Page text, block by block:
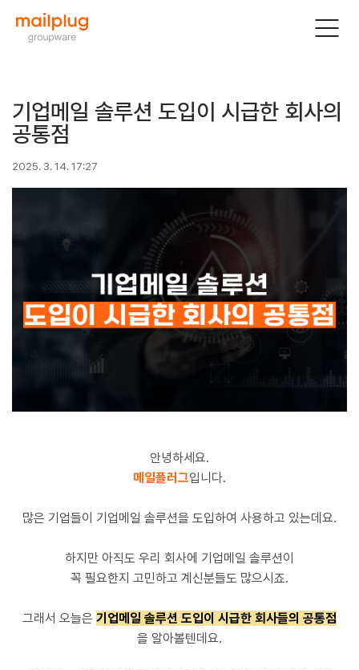
기업메일 솔루션 도입이 시급한 회사의
공통점
2025. 3. 14. 17:27
안녕하세요.
메일플러그입니다.
많은 기업들이 기업메일 솔루션을 도입하여 사용하고 있는데요.
하지만 아직도 우리 회사에 기업메일 솔루션이
꼭 필요한지 고민하고 계신분들도 많으시죠.
그래서 오늘은 기업메일 솔루션 도입이 시급한 회사들의 공통점
을 알아볼텐데요.